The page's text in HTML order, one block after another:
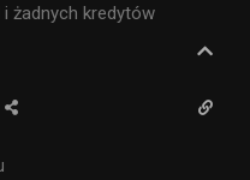
żadnych kredytów